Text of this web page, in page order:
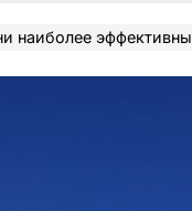
наиболее эффективны